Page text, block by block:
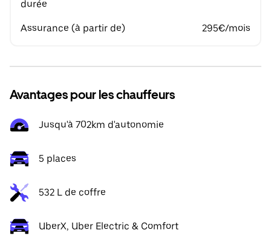
durée
Assurance (à partir de) 295€/mois
Avantages pour les chauffeurs
Jusqu'à 702km d'autonomie
5 places
532 L de coffre
UberX, Uber Electric & Comfort